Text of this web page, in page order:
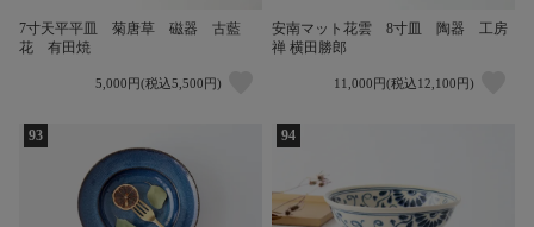
7寸天平平皿 菊唐草 磁器 古藍
花 有田焼
5,000円(税込5,500円)
安南マット花雲 8寸皿 陶器 工房
禅 横田勝郎
11,000円(税込12,100円)
93 94